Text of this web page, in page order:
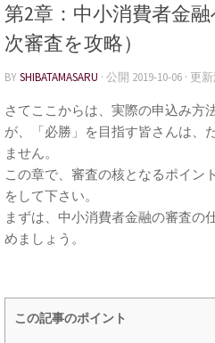
第2章：中小消費者金
次審査を攻略）
BYSHIBATAMASARU · 公開 2019-10-06 · 更
さてここからは、実際の申込み方
が、「必勝」を目指す皆さんは、
ません。
この章で、審査の核となるポイン
をして下さい。
まずは、中小消費者金融の審査の
めましょう。
この記事のポイント